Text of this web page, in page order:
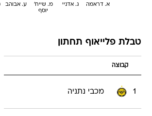
ע. אבוהב
מ. שייח'
יוסף
ג. אדניי א. דראמה
טבלת פלייאוף תחתון
קבוצה
1 מכבי נתניה